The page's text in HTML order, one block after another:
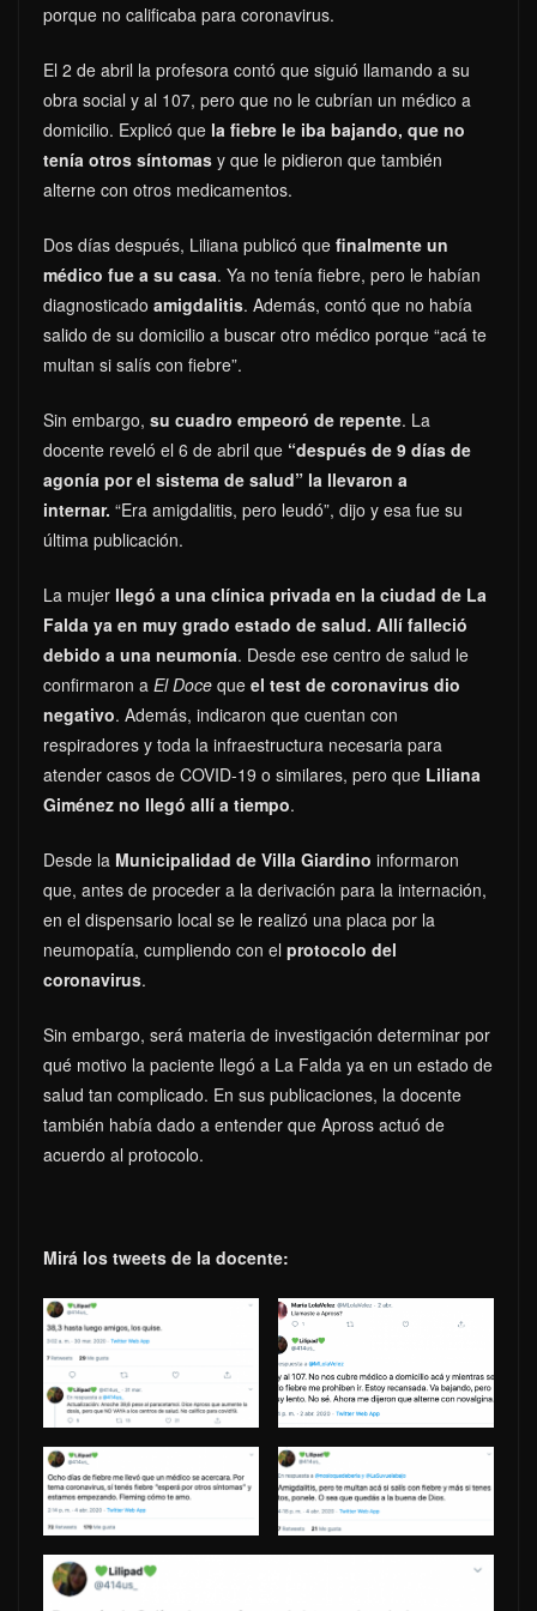
porque no calificaba para coronavirus.
El 2 de abril la profesora contó que siguió llamando a su
obra social y al 107, pero que no le cubrían un médico a
domicilio. Explicó que la fiebre le iba bajando, que no
tenía otros síntomas y que le pidieron que también
alterne con otros medicamentos.
Dos días después, Liliana publicó que finalmente un
médico fue a su casa. Ya no tenía fiebre, pero le habían
diagnosticado amigdalitis. Además, contó que no había
salido de su domicilio a buscar otro médico porque “acá te
multan si salís con fiebre”.
Sin embargo, su cuadro empeoró de repente. La
docente reveló el 6 de abril que “después de 9 días de
agonía por el sistema de salud” la llevaron a
internar. “Era amigdalitis, pero leudó”, dijo y esa fue su
última publicación.
La mujer llegó a una clínica privada en la ciudad de La
Falda ya en muy grado estado de salud. Allí falleció
debido a una neumonía. Desde ese centro de salud le
confirmaron a El Doce que el test de coronavirus dio
negativo. Además, indicaron que cuentan con
respiradores y toda la infraestructura necesaria para
atender casos de COVID-19 o similares, pero que Liliana
Giménez no llegó allí a tiempo.
Desde la Municipalidad de Villa Giardino informaron
que, antes de proceder a la derivación para la internación,
en el dispensario local se le realizó una placa por la
neumopatía, cumpliendo con el protocolo del
coronavirus.
Sin embargo, será materia de investigación determinar por
qué motivo la paciente llegó a La Falda ya en un estado de
salud tan complicado. En sus publicaciones, la docente
también había dado a entender que Apross actuó de
acuerdo al protocolo.
Mirá los tweets de la docente: